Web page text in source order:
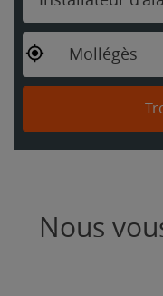
Mollégès
Nous